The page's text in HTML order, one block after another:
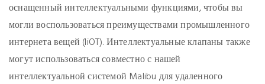
оснащенный интеллектуальными функциями, чтобы вы
могли воспользоваться преимуществами промышленного
интернета вещей (IiOT). Интеллектуальные клапаны также
могут использоваться совместно с нашей
интеллектуальной системой Malibu для удаленного